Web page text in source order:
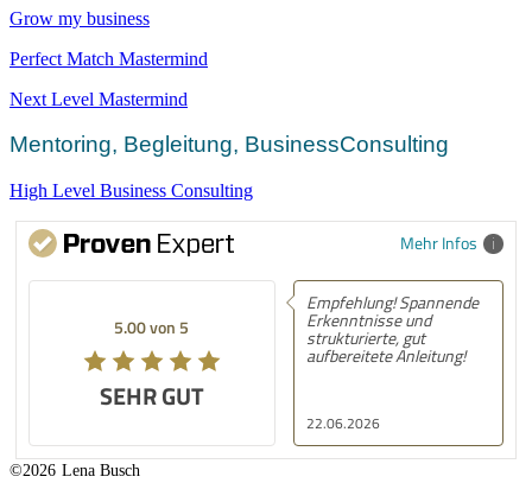
Grow my business
Perfect Match Mastermind
Next Level Mastermind
Mentoring, Begleitung, BusinessConsulting
High Level Business Consulting
Mehr Infos
5.00 von 5
SEHR GUT
22.06.2026
Empfehlung! Spannende
Erkenntnisse und
strukturierte, gut
aufbereitete Anleitung!
©2026 Lena Busch